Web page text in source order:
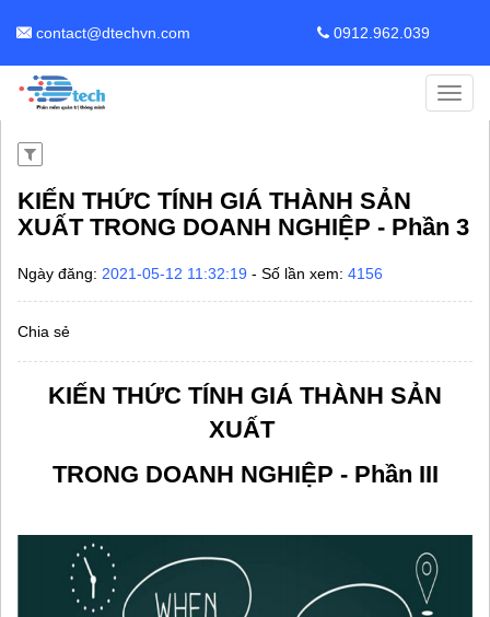
contact@dtechvn.com 0912.962.039
KIẾN THỨC TÍNH GIÁ THÀNH SẢN
XUẤT TRONG DOANH NGHIỆP - Phần 3
Ngày đăng: 2021-05-12 11:32:19 - Số lần xem: 4156
Chia sẻ
KIẾN THỨC TÍNH GIÁ THÀNH SẢN
XUẤT
TRONG DOANH NGHIỆP - Phần III